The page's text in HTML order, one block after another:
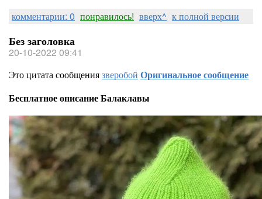
комментарии: 0 понравилось! вверх^ к полной версии
Без заголовка
20-10-2022 09:41
Это цитата сообщениязверобой Оригинальное сообщение
Бесплатное описание Балаклавы